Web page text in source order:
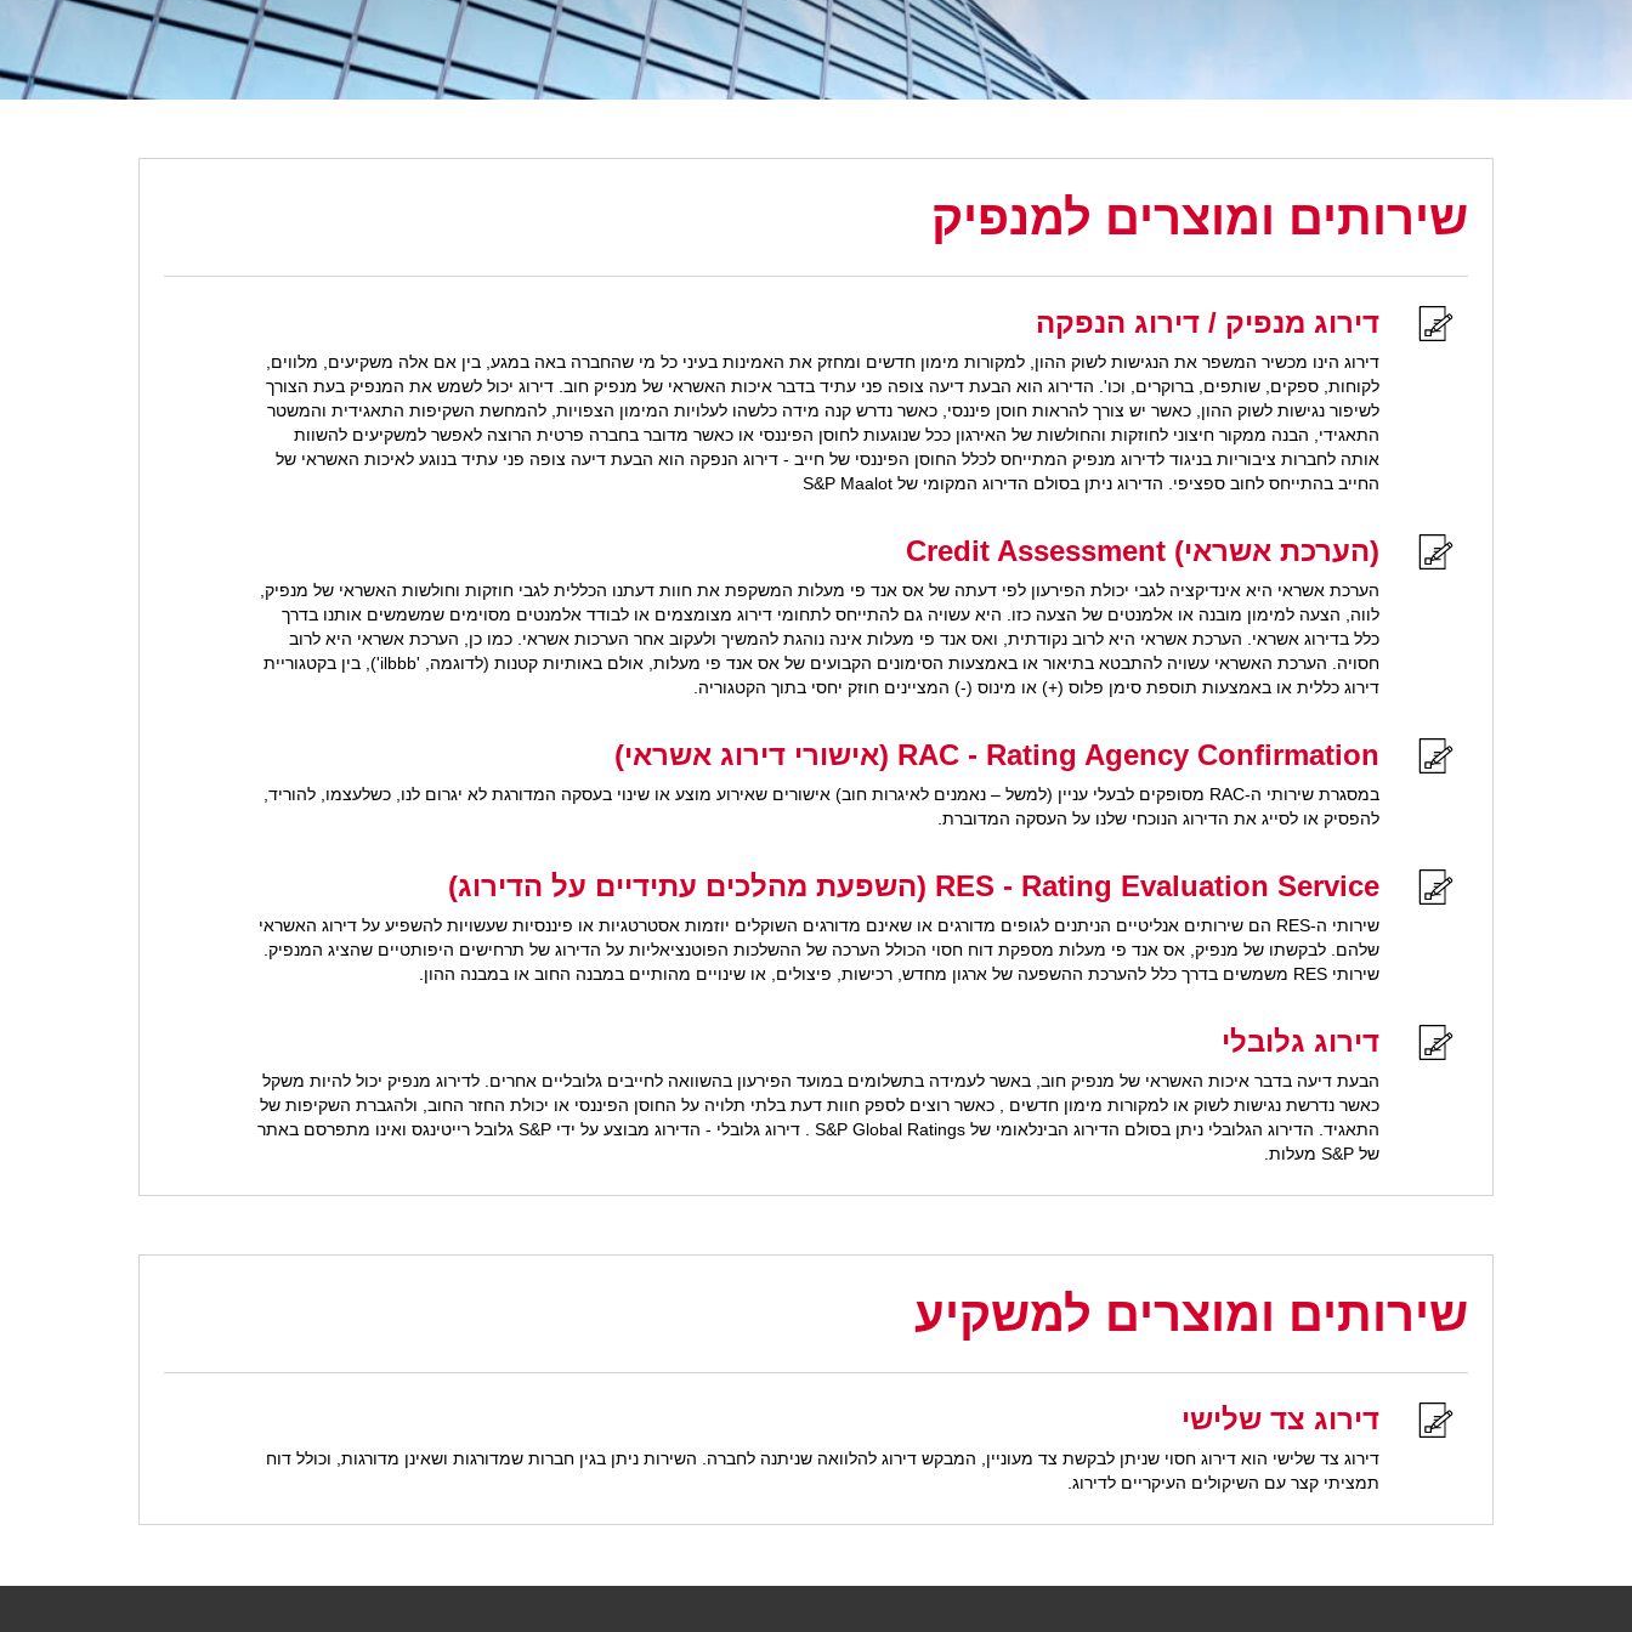
שירותים ומוצרים למנפיק
דירוג מנפיק / דירוג הנפקה
דירוג הינו מכשיר המשפר את הנגישות לשוק ההון, למקורות מימון חדשים ומחזק את האמינות בעיני כל מי שהחברה באה במגע, בין אם אלה משקיעים, מלווים,
לקוחות, ספקים, שותפים, ברוקרים, וכו'. הדירוג הוא הבעת דיעה צופה פני עתיד בדבר איכות האשראי של מנפיק חוב. דירוג יכול לשמש את המנפיק בעת הצורך
לשיפור נגישות לשוק ההון, כאשר יש צורך להראות חוסן פיננסי, כאשר נדרש קנה מידה כלשהו לעלויות המימון הצפויות, להמחשת השקיפות התאגידית והמשטר
התאגידי, הבנה ממקור חיצוני לחוזקות והחולשות של האירגון ככל שנוגעות לחוסן הפיננסי או כאשר מדובר בחברה פרטית הרוצה לאפשר למשקיעים להשוות
אותה לחברות ציבוריות בניגוד לדירוג מנפיק המתייחס לכלל החוסן הפיננסי של חייב - דירוג הנפקה הוא הבעת דיעה צופה פני עתיד בנוגע לאיכות האשראי של
החייב בהתייחס לחוב ספציפי. הדירוג ניתן בסולם הדירוג המקומי של S&P Maalot
(הערכת אשראי) Credit Assessment
הערכת אשראי היא אינדיקציה לגבי יכולת הפירעון לפי דעתה של אס אנד פי מעלות המשקפת את חוות דעתנו הכללית לגבי חוזקות וחולשות האשראי של מנפיק,
לווה, הצעה למימון מובנה או אלמנטים של הצעה כזו. היא עשויה גם להתייחס לתחומי דירוג מצומצמים או לבודד אלמנטים מסוימים שמשמשים אותנו בדרך
כלל בדירוג אשראי. הערכת אשראי היא לרוב נקודתית, ואס אנד פי מעלות אינה נוהגת להמשיך ולעקוב אחר הערכות אשראי. כמו כן, הערכת אשראי היא לרוב
חסויה. הערכת האשראי עשויה להתבטא בתיאור או באמצעות הסימונים הקבועים של אס אנד פי מעלות, אולם באותיות קטנות (לדוגמה, 'ilbbb'), בין בקטגוריית
דירוג כללית או באמצעות תוספת סימן פלוס (+) או מינוס (-) המציינים חוזק יחסי בתוך הקטגוריה.
RAC - Rating Agency Confirmation (אישורי דירוג אשראי)
במסגרת שירותי ה-RAC מסופקים לבעלי עניין (למשל – נאמנים לאיגרות חוב) אישורים שאירוע מוצע או שינוי בעסקה המדורגת לא יגרום לנו, כשלעצמו, להוריד,
להפסיק או לסייג את הדירוג הנוכחי שלנו על העסקה המדוברת.
RES - Rating Evaluation Service (השפעת מהלכים עתידיים על הדירוג)
שירותי ה-RES הם שירותים אנליטיים הניתנים לגופים מדורגים או שאינם מדורגים השוקלים יוזמות אסטרטגיות או פיננסיות שעשויות להשפיע על דירוג האשראי
שלהם. לבקשתו של מנפיק, אס אנד פי מעלות מספקת דוח חסוי הכולל הערכה של ההשלכות הפוטנציאליות על הדירוג של תרחישים היפותטיים שהציג המנפיק.
שירותי RES משמשים בדרך כלל להערכת ההשפעה של ארגון מחדש, רכישות, פיצולים, או שינויים מהותיים במבנה החוב או במבנה ההון.
דירוג גלובלי
הבעת דיעה בדבר איכות האשראי של מנפיק חוב, באשר לעמידה בתשלומים במועד הפירעון בהשוואה לחייבים גלובליים אחרים. לדירוג מנפיק יכול להיות משקל
כאשר נדרשת נגישות לשוק או למקורות מימון חדשים , כאשר רוצים לספק חוות דעת בלתי תלויה על החוסן הפיננסי או יכולת החזר החוב, ולהגברת השקיפות של
התאגיד. הדירוג הגלובלי ניתן בסולם הדירוג הבינלאומי של S&P Global Ratings . דירוג גלובלי - הדירוג מבוצע על ידי S&P גלובל רייטינגס ואינו מתפרסם באתר
של S&P מעלות.
שירותים ומוצרים למשקיע
דירוג צד שלישי
דירוג צד שלישי הוא דירוג חסוי שניתן לבקשת צד מעוניין, המבקש דירוג להלוואה שניתנה לחברה. השירות ניתן בגין חברות שמדורגות ושאינן מדורגות, וכולל דוח
תמציתי קצר עם השיקולים העיקריים לדירוג.